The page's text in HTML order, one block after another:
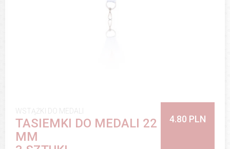
WSTĄŻKI DO MEDALI
TASIEMKI DO MEDALI 22
MM
4.80 PLN